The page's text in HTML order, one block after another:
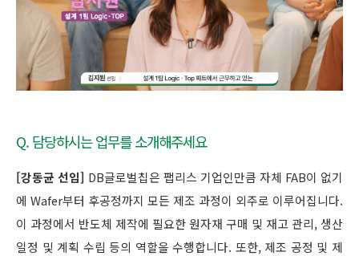
Q. 담당하시는 업무를 소개해주세요
[강동균 선임] DB글로벌칩은 팹리스 기업인만큼 자체 FAB이 없기
에 Wafer부터 후공정까지 모든 제조 과정이 외주로 이루어집니다.
이 과정에서 반도체 제작에 필요한 원자재 구매 및 재고 관리, 생산
일정 및 계획 수립 등의 역할을 수행합니다. 또한, 제조 공정 및 제